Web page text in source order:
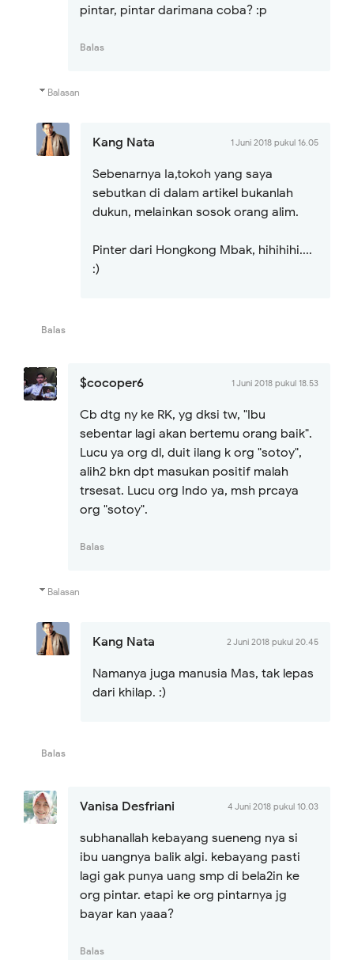
pintar, pintar darimana coba? :p
Balas
Balasan
Kang Nata 1 Juni 2018 pukul 16.05
Sebenarnya Ia,tokoh yang saya
sebutkan di dalam artikel bukanlah
dukun, melainkan sosok orang alim.
Pinter dari Hongkong Mbak, hihihihi....
:)
Balas
$cocoper6 1 Juni 2018 pukul 18.53
Cb dtg ny ke RK, yg dksi tw, "Ibu
sebentar lagi akan bertemu orang baik".
Lucu ya org dl, duit ilang k org "sotoy",
alih2 bkn dpt masukan positif malah
trsesat. Lucu org Indo ya, msh prcaya
org "sotoy".
Balas
Balasan
Kang Nata 2 Juni 2018 pukul 20.45
Namanya juga manusia Mas, tak lepas
dari khilap. :)
Balas
Vanisa Desfriani 4 Juni 2018 pukul 10.03
subhanallah kebayang sueneng nya si
ibu uangnya balik algi. kebayang pasti
lagi gak punya uang smp di bela2in ke
org pintar. etapi ke org pintarnya jg
bayar kan yaaa?
Balas